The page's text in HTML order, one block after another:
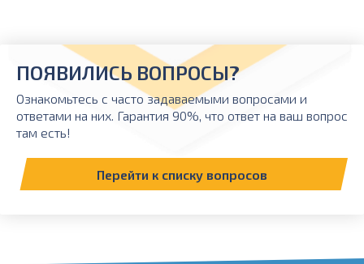
ПОЯВИЛИСЬ ВОПРОСЫ?
Ознакомьтесь с часто задаваемыми вопросами и
ответами на них. Гарантия 90%, что ответ на ваш вопрос
там есть!
Перейти к списку вопросов